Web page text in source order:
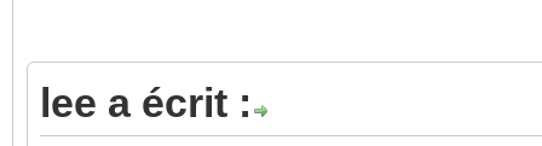
lee a écrit :